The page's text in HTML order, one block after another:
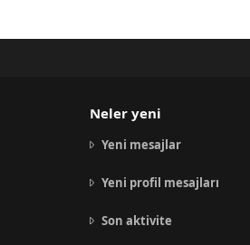
Neler yeni
Yeni mesajlar
Yeni profil mesajları
Son aktivite